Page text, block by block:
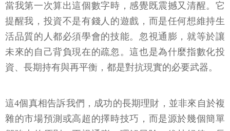
當我第一次算出這個數字時，感覺既震撼又清醒。它
提醒我，投資不是有錢人的遊戲，而是任何想維持生
活品質的人都必須學會的技能。忽視通膨，就等於讓
未來的自己背負現在的疏忽。這也是為什麼指數化投
資、長期持有與再平衡，都是對抗現實的必要武器。
這4個真相告訴我們，成功的長期理財，並非來自於複
雜的市場預測或高超的擇時技巧，而是源於幾個簡單